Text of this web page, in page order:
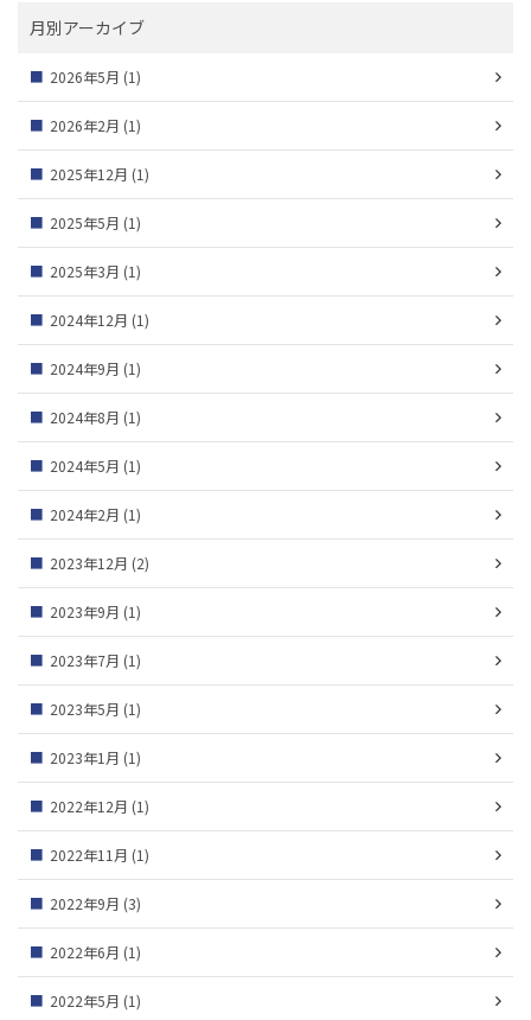
月別アーカイブ
2026年5月 (1)
2026年2月 (1)
2025年12月 (1)
2025年5月 (1)
2025年3月 (1)
2024年12月 (1)
2024年9月 (1)
2024年8月 (1)
2024年5月 (1)
2024年2月 (1)
2023年12月 (2)
2023年9月 (1)
2023年7月 (1)
2023年5月 (1)
2023年1月 (1)
2022年12月 (1)
2022年11月 (1)
2022年9月 (3)
2022年6月 (1)
2022年5月 (1)